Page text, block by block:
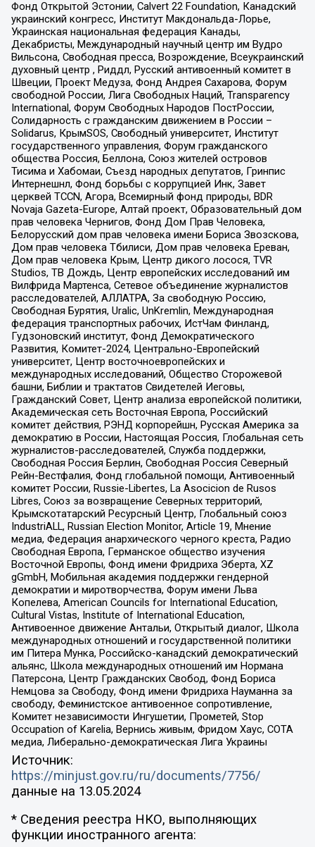
Фонд Открытой Эстонии, Calvert 22 Foundation, Канадский
украинский конгресс, Институт Макдональда-Лорье,
Украинская национальная федерация Канады,
Декабристы, Международный научный центр им Вудро
Вильсона, Свободная пресса, Возрождение, Всеукраинский
духовный центр , Риддл, Русский антивоенный комитет в
Швеции, Проект Медуза, Фонд Андрея Сахарова, Форум
свободной России, Лига Свободных Наций, Transparеncy
International, Форум Свободных Народов ПостРоссии,
Солидарность с гражданским движением в России –
Solidarus, КрымSOS, Свободный университет, Институт
государственного управления, Форум гражданского
общества Россия, Беллона, Союз жителей островов
Тисима и Хабомаи, Съезд народных депутатов, Гринпис
Интернешнл, Фонд борьбы с коррупцией Инк, Завет
церквей TCCN, Агора, Всемирный фонд природы, BDR
Novaja Gazeta-Europe, Алтай проект, Образовательный дом
прав человека Чернигов, Фонд Дом Прав Человека,
Белорусский дом прав человека имени Бориса Звозскова,
Дом прав человека Тбилиси, Дом прав человека Ереван,
Дом прав человека Крым, Центр дикого лосося, TVR
Studios, ТВ Дождь, Центр европейских исследований им
Вилфрида Мартенса, Сетевое объединение журналистов
расследователей, АЛЛАТРА, За свободную Россию,
Свободная Бурятия, Uralic, UnKremlin, Международная
федерация транспортных рабочих, ИстЧам Финланд,
Гудзоновский институт, Фонд Демократического
Развития, Комитет-2024, Центрально-Европейский
университет, Центр восточноевропейских и
международных исследований, Общество Сторожевой
башни, Библии и трактатов Свидетелей Иеговы,
Гражданский Совет, Центр анализа европейской политики,
Академическая сеть Восточная Европа, Российский
комитет действия, РЭНД корпорейшн, Русская Америка за
демократию в России, Настоящая Россия, Глобальная сеть
журналистов-расследователей, Служба поддержки,
Свободная Россия Берлин, Свободная Россия Северный
Рейн-Вестфалия, Фонд глобальной помощи, Антивоенный
комитет России, Russie-Libertes, La Asocicion de Rusos
Libres, Союз за возвращение Северных территорий,
Крымскотатарский Ресурсный Центр, Глобальный союз
IndustriALL, Russian Election Monitor, Article 19, Мнение
медиа, Федерация анархического черного креста, Радио
Свободная Европа, Германское общество изучения
Восточной Европы, Фонд имени Фридриха Эберта, XZ
gGmbH, Мобильная академия поддержки гендерной
демократии и миротворчества, Форум имени Льва
Копелева, American Councils for International Education,
Cultural Vistas, Institute of International Education,
Антивоенное движение Антальи, Открытый диалог, Школа
международных отношений и государственной политики
им Питера Мунка, Российско-канадский демократический
альянс, Школа международных отношений им Нормана
Патерсона, Центр Гражданских Свобод, Фонд Бориса
Немцова за Свободу, Фонд имени Фридриха Науманна за
свободу, Феминистское антивоенное сопротивление,
Комитет независимости Ингушетии, Прометей, Stop
Occupation of Karelia, Вернись живым, Фридом Хаус, СОТА
медиа, Либерально-демократическая Лига Украины
Источник:
https://minjust.gov.ru/ru/documents/7756/
данные на 13.05.2024
* Сведения реестра НКО, выполняющих
функции иностранного агента: